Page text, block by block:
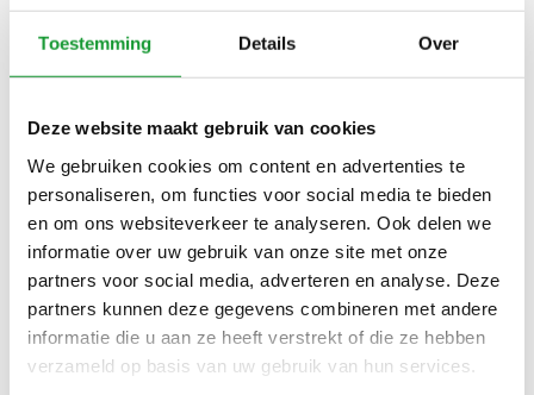
Toestemming Details Over
Deze website maakt gebruik van cookies
We gebruiken cookies om content en advertenties te
personaliseren, om functies voor social media te bieden
en om ons websiteverkeer te analyseren. Ook delen we
informatie over uw gebruik van onze site met onze
partners voor social media, adverteren en analyse. Deze
partners kunnen deze gegevens combineren met andere
informatie die u aan ze heeft verstrekt of die ze hebben
verzameld op basis van uw gebruik van hun services.
Bekijk alle7 maten
FYNCH HATTON POLO
WIT WHITE SUPIMA PIQUE
KATOEN
€49,00
Bekijk alle 7maten
FYNCH HATTON POLO
ANTRACIET GRIJS
ASPHALT SUPIMA PIQUE
KATOEN
€49,00